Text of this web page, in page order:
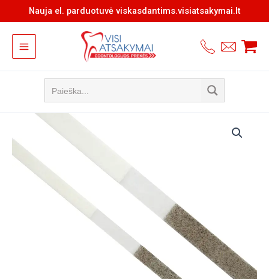
prie
turinio
Nauja el. parduotuvė viskasdantims.visiatsakymai.lt